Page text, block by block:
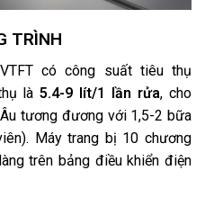
TRÌNH
có công suất tiêu thụ
là5.4-9 lít/1 lần rửa, cho
tương đương với 1,5-2 bữa
Máy trang bị 10 chương
trên bảng điều khiển điện